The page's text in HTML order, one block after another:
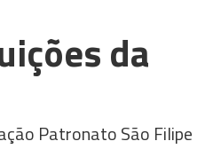
da
Patronato São Filipe